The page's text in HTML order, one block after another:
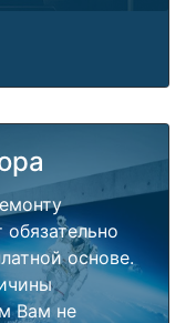
основе.
Вам не